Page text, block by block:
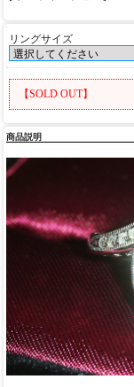
リングサイズ
【SOLD OUT】
商品説明